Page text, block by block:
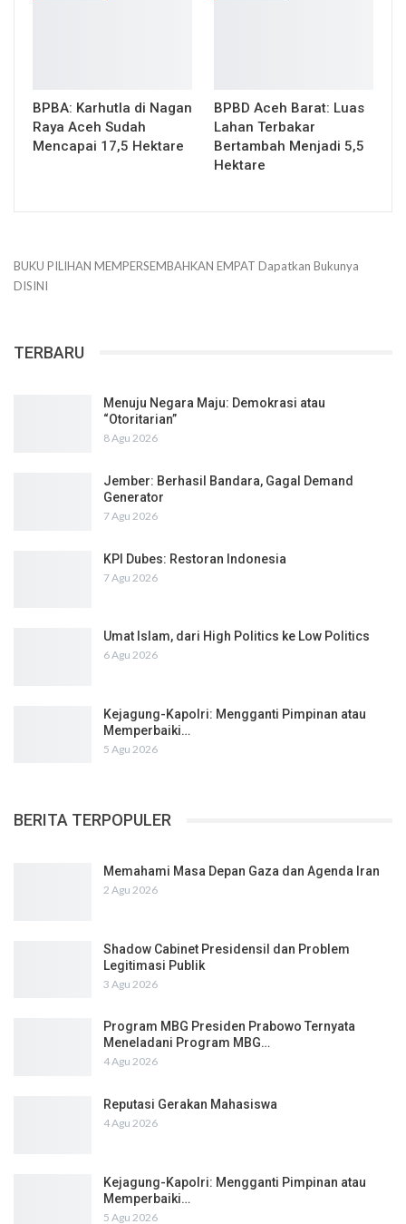
BPBA: Karhutla di Nagan
Raya Aceh Sudah
Mencapai 17,5 Hektare
BPBD Aceh Barat: Luas
Lahan Terbakar
Bertambah Menjadi 5,5
Hektare
BUKU PILIHAN MEMPERSEMBAHKAN EMPAT Dapatkan Bukunya
DISINI
TERBARU
Menuju Negara Maju: Demokrasi atau
“Otoritarian”
8 Agu 2026
Jember: Berhasil Bandara, Gagal Demand
Generator
7 Agu 2026
KPI Dubes: Restoran Indonesia
7 Agu 2026
Umat Islam, dari High Politics ke Low Politics
6 Agu 2026
Kejagung-Kapolri: Mengganti Pimpinan atau
Memperbaiki…
5 Agu 2026
BERITA TERPOPULER
Memahami Masa Depan Gaza dan Agenda Iran
2 Agu 2026
Shadow Cabinet Presidensil dan Problem
Legitimasi Publik
3 Agu 2026
Program MBG Presiden Prabowo Ternyata
Meneladani Program MBG…
4 Agu 2026
Reputasi Gerakan Mahasiswa
4 Agu 2026
Kejagung-Kapolri: Mengganti Pimpinan atau
Memperbaiki…
5 Agu 2026